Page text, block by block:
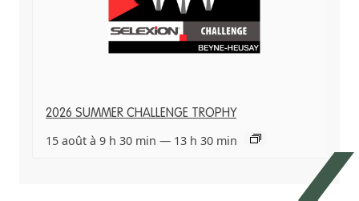
2026 SUMMER CHALLENGE TROPHY
15 août à 9 h 30 min — 13 h 30 min